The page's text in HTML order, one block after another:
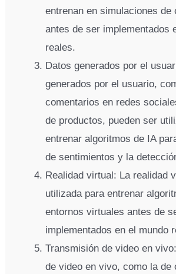
entrenan en simulaciones de
antes de ser implementados
reales.
Datos generados por el
generados por el usuario,
comentarios en redes
de productos, pueden ser
entrenar algoritmos de IA
de sentimientos y la
Realidad virtual: La realidad
utilizada para entrenar
entornos virtuales antes de
implementados en el mundo
Transmisión de video en
de video en vivo, como la de